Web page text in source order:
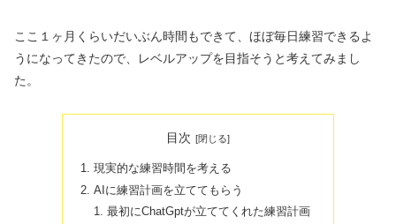
ここ１ヶ月くらいだいぶん時間もできて、ほぼ毎日練習できるよ
うになってきたので、レベルアップを目指そうと考えてみまし
た。
目次
現実的な練習時間を考える
AIに練習計画を立ててもらう
最初にChatGptが立ててくれた練習計画